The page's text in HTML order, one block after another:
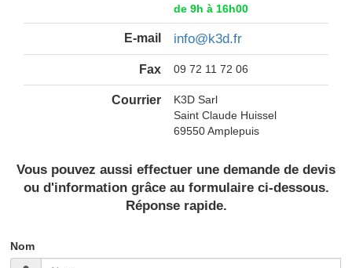
de 9h à 16h00
E-mail info@k3d.fr
Fax 09 72 11 72 06
Courrier
K3D Sarl
Saint Claude Huissel
69550 Amplepuis
Vous pouvez aussi effectuer une demande de devis
ou d'information grâce au formulaire ci-dessous.
Réponse rapide.
Nom